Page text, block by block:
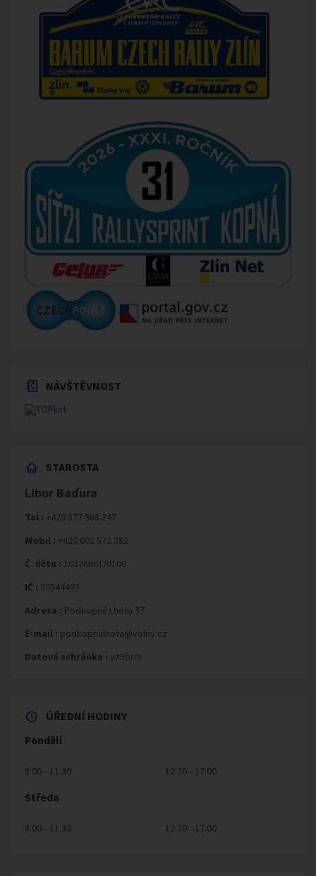
NÁVŠTĚVNOST
STAROSTA
Libor Baďura
Tel : +420 577 988 247
Mobil : +420 602 572 382
Č. účtu : 10326661/0100
IČ : 00544493
Adresa : Podkopná Lhota 37
E-mail : podkopnalhota@volny.cz
Datová schránka : yz5bri9
ÚŘEDNÍ HODINY
Pondělí
8:00—11:30 12:30—17:00
Středa
8:00—11:30 12:30—17:00